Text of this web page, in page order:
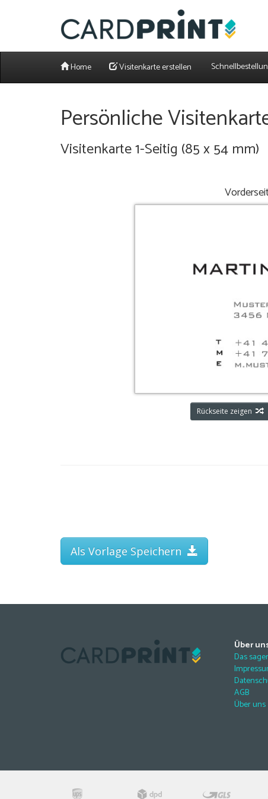
Home Visitenkarte erstellen
Persönliche
Visitenkarte 1-Seitig (85 x 54 mm)
Rückseite zeigen
Als Vorlage Speichern
Über
Das
AGB
Über uns